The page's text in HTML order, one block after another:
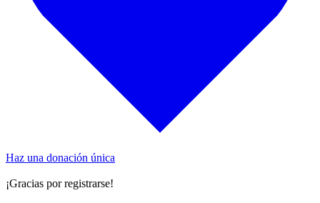
Haz una donación única
¡Gracias por registrarse!